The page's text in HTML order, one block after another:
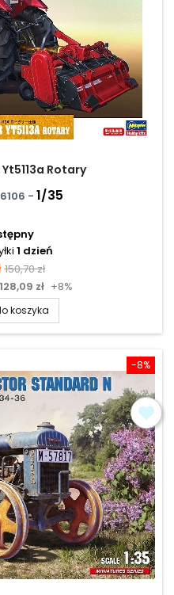
Rotary
- 1/35
1 dzień
Cena
podstawowa
150,70 zł
128,09 zł +8%
koszyka
-8%